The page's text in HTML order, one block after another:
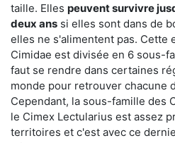
taille. Elles peuvent survivre
deux ans si elles sont dans de
elles ne s'alimentent pas. Cette
Cimidae est divisée en 6 sous-
faut se rendre dans certaines
monde pour retrouver chacune
Cependant, la sous-famille des
le Cimex Lectularius est assez
territoires et c'est avec ce